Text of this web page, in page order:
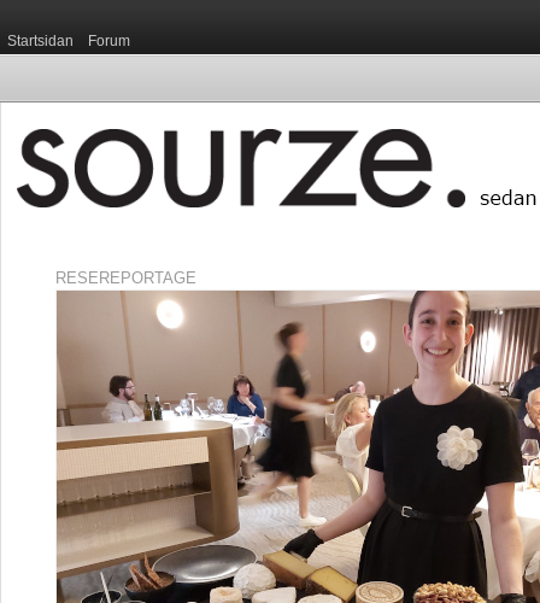
Startsidan Forum
RESEREPORTAGE